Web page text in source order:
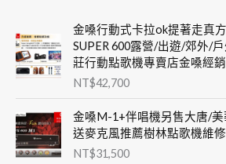
金嗓行動式卡拉ok提著走真
SUPER 600露營/出遊/郊外/
莊行動點歌機專賣店金嗓經
NT$42,700
金嗓M-1+伴唱機另售大唐/
送麥克風推薦樹林點歌機維
NT$31,500